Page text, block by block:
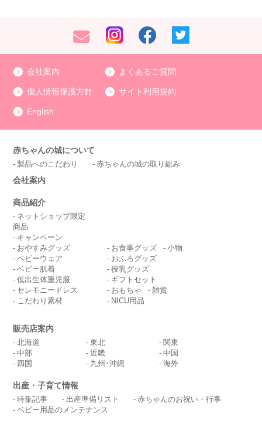
会社案内 よくあるご質問
個人情報保護方針 サイト利用規約
English
赤ちゃんの城について
製品へのこだわり 赤ちゃんの城の取り組み
会社案内
商品紹介
ネットショップ限定
商品
キャンペーン
おやすみグッズ
ベビーウェア
ベビー肌着
低出生体重児服
セレモニードレス
こだわり素材
お食事グッズ
小物
おふろグッズ
授乳グッズ
ギフトセット
おもちゃ
雑貨
NICU用品
販売店案内
北海道 東北
関東
中部
近畿
中国
四国
九州･沖縄 海外
出産・子育て情報
特集記事 出産準備リスト
赤ちゃんのお祝い・行事
ベビー用品のメンテナンス